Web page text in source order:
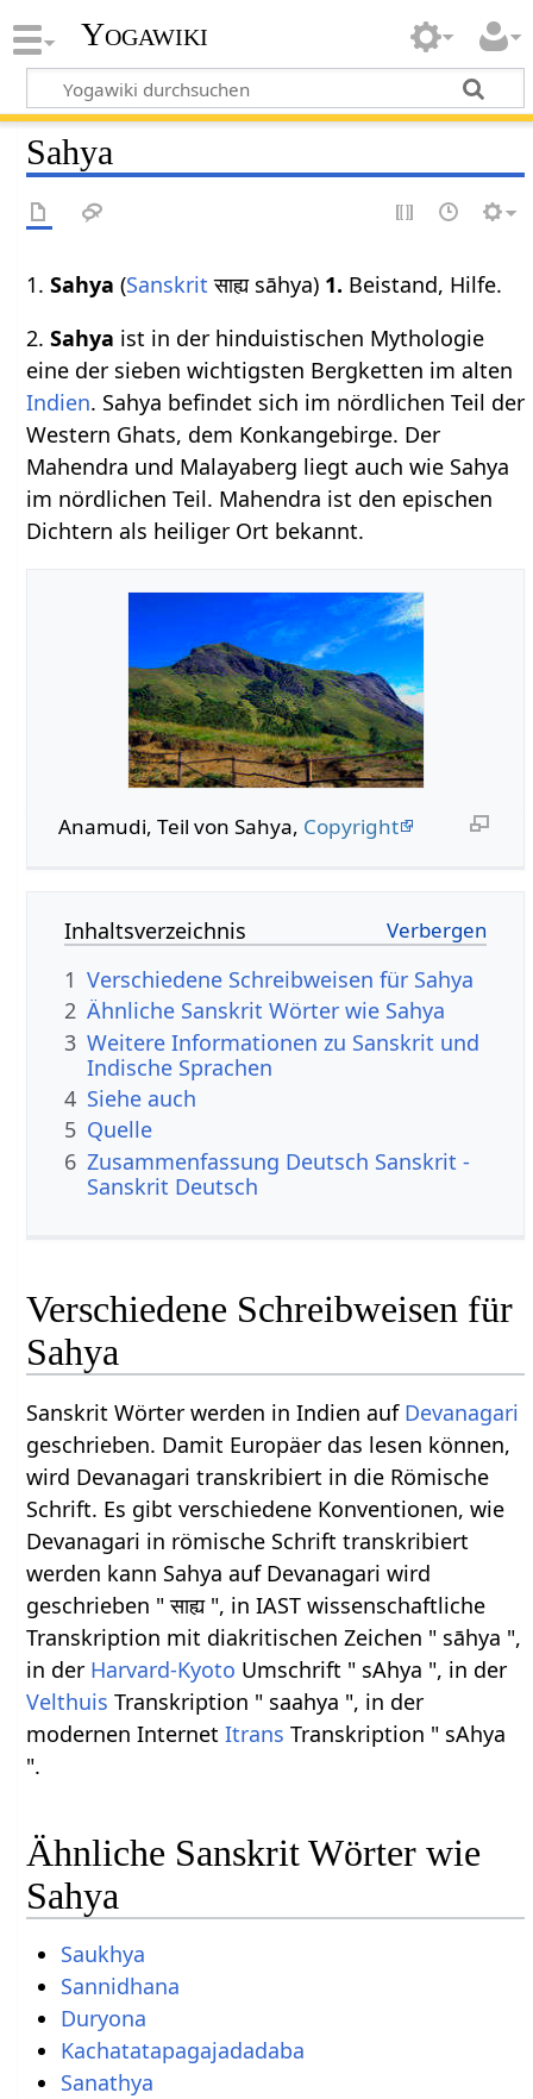
Yogawiki
Sahya
1.Sahya (Sanskrit साह्य sāhya) 1. Beistand, Hilfe.
2.Sahya ist in der hinduistischen Mythologie
eine der sieben wichtigsten Bergketten im alten
Indien. Sahya befindet sich im nördlichen Teil der
Western Ghats, dem Konkangebirge. Der
Mahendra und Malayaberg liegt auch wie Sahya
im nördlichen Teil. Mahendra ist den epischen
Dichtern als heiliger Ort bekannt.
Anamudi, Teil von Sahya, Copyright
Inhaltsverzeichnis
1 Verschiedene Schreibweisen für Sahya
2 Ähnliche Sanskrit Wörter wie Sahya
3 Weitere Informationen zu Sanskrit und
Indische Sprachen
4 Siehe auch
5 Quelle
6 Zusammenfassung Deutsch Sanskrit -
Sanskrit Deutsch
Verschiedene Schreibweisen für
Sahya
Sanskrit Wörter werden in Indien auf Devanagari
geschrieben. Damit Europäer das lesen können,
wird Devanagari transkribiert in die Römische
Schrift. Es gibt verschiedene Konventionen, wie
Devanagari in römische Schrift transkribiert
werden kann Sahya auf Devanagari wird
geschrieben " साह्य ", in IAST wissenschaftliche
Transkription mit diakritischen Zeichen " sāhya ",
in der Harvard-Kyoto Umschrift " sAhya ", in der
Velthuis Transkription " saahya ", in der
modernen InternetItrans Transkription " sAhya
".
Ähnliche Sanskrit Wörter wie
Sahya
Saukhya
Sannidhana
Duryona
Kachatatapagajadadaba
Sanathya